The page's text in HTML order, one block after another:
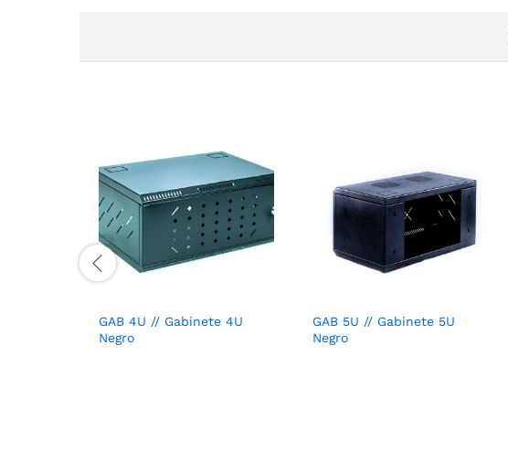
GAB 4U // Gabinete 4U
Negro
GAB 5U // Gabinete 5U
Negro